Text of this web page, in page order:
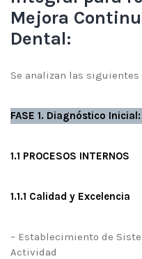
Mejora
Dental:
Se analizan las
FASE 1. Diagnóstico Inicial:
1.1 PROCESOS INTERNOS
1.1.1 Calidad y Excelencia
– Establecimiento de
Actividad